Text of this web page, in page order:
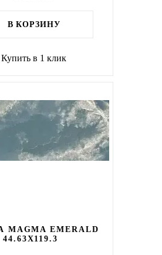
В КОРЗИНУ
Купить в 1 клик
EMERALD
44.63X119.3